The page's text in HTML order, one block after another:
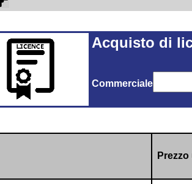
Acquisto di
Commerciale
Prezzo